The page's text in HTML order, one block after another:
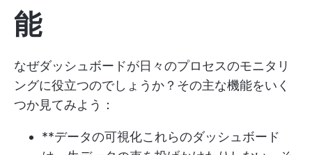
能
なぜダッシュボードが日々のプロセスのモニタリ
ングに役立つのでしょうか？その主な機能をいく
つか見てみよう：
**データの可視化これらのダッシュボード